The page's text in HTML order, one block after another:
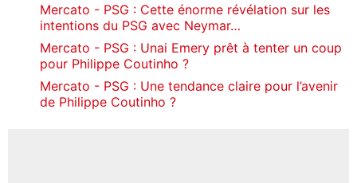
Mercato - PSG : Cette énorme révélation sur les
intentions du PSG avec Neymar…
Mercato - PSG : Unai Emery prêt à tenter un coup
pour Philippe Coutinho ?
Mercato - PSG : Une tendance claire pour l’avenir
de Philippe Coutinho ?